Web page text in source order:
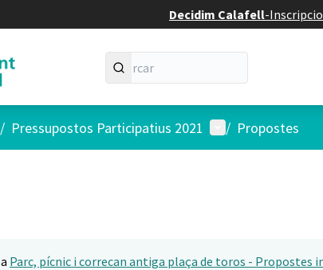
Decidim Calafell-
/ Pressupostos Participatius 2021 Menú d'usuari
/ Propostes
Parc, pícnic i correcan antiga plaça de toros - Propostes